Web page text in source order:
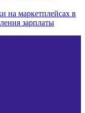
на маркетплейсах в
зарплаты